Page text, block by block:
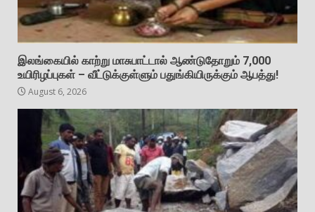
இலங்கையில் காற்று மாசுபாட்டால் ஆண்டுதோறும் 7,000
உயிரிழப்புகள் – வீட்டுக்குள்ளும் பதுங்கியிருக்கும் ஆபத்து!
August 6, 2026